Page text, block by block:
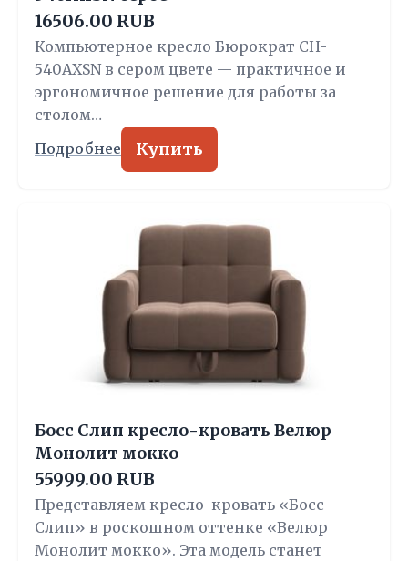
16506.00 RUB
Компьютерное кресло Бюрократ CH-
540AXSN в сером цвете — практичное и
эргономичное решение для работы за
столом…
Подробнее Купить
Босс Слип кресло-кровать Велюр
Монолит мокко
55999.00 RUB
Представляем кресло-кровать «Босс
Слип» в роскошном оттенке «Велюр
Монолит мокко». Эта модель станет